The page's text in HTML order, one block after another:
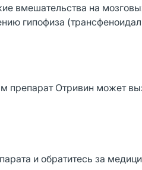
вмешательства на
гипофиза
препарат Отривин может
и обратитесь за